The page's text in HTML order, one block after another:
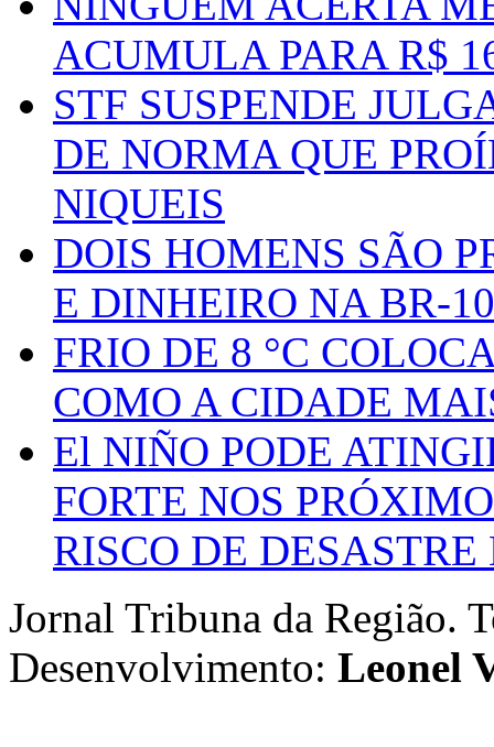
ACUMULA PARA R$
STF SUSPENDE
DE NORMA QUE
NIQUEIS
DOIS HOMENS SÃO
E DINHEIRO NA BR-
FRIO DE 8 °C
COMO A CIDADE
El NIÑO PODE
FORTE NOS
RISCO DE
Jornal Tribuna da Região.
Desenvolvimento: Leonel